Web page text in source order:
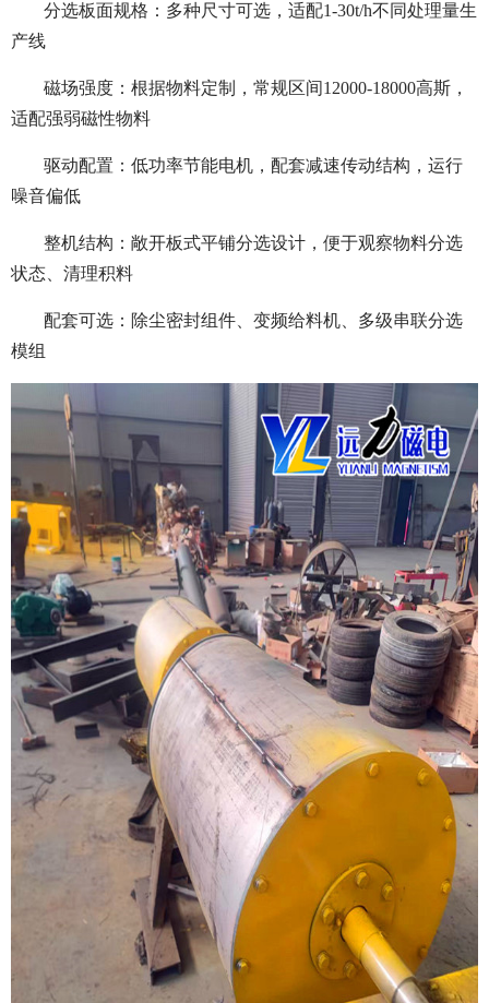
分选板面规格：多种尺寸可选，适配1-30t/h不同处理量生
产线
磁场强度：根据物料定制，常规区间12000-18000高斯，
适配强弱磁性物料
驱动配置：低功率节能电机，配套减速传动结构，运行
噪音偏低
整机结构：敞开板式平铺分选设计，便于观察物料分选
状态、清理积料
配套可选：除尘密封组件、变频给料机、多级串联分选
模组